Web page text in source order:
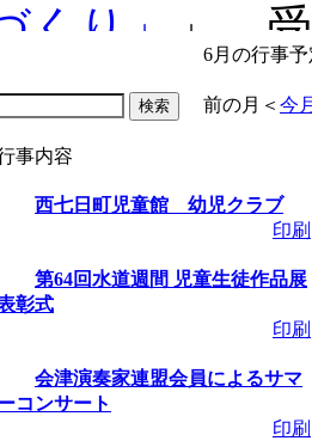
くり」
」 受
交流広場「
07/09～
のこびる塾
期間：～
講座「ばん
～2026/08/
6月の行事予
前の月 ＜ 今
事内容
西七日町児童館 幼児クラブ
印刷
第64回水道週間 児童生徒作品展
彰式
印刷
会津演奏家連盟会員によるサマ
コンサート
印刷